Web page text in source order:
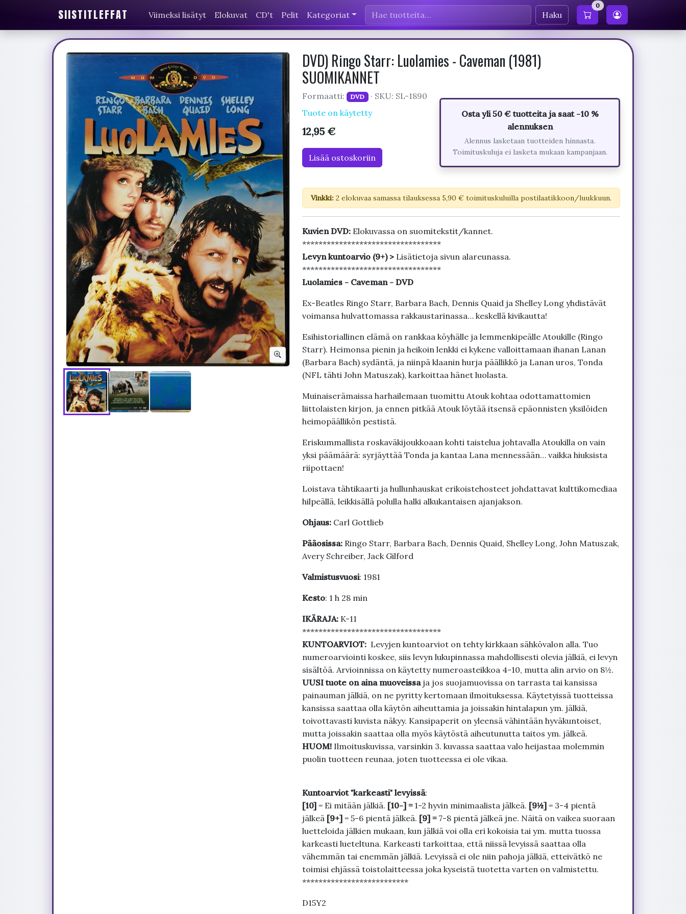
SIISTITLEFFAT Viimeksi lisätyt Elokuvat CD't Pelit Kategoriat Haku
0
DVD) Ringo Starr: Luolamies - Caveman (1981)
SUOMIKANNET
Formaatti: DVD
· SKU: SL-1890
Tuote on käytetty
12,95 €
Lisää ostoskoriin
Osta yli 50 € tuotteita ja saat -10 %
alennuksen
Alennus lasketaan tuotteiden hinnasta.
Toimituskuluja ei lasketa mukaan kampanjaan.
Vinkki:2 elokuvaa samassa tilauksessa 5,90 € toimituskuluilla postilaatikkoon/luukkuun.
Kuvien DVD: Elokuvassa on suomitekstit/kannet.
**********************************
Levyn kuntoarvio (9+) > Lisätietoja sivun alareunassa.
**********************************
Luolamies - Caveman - DVD
Ex-Beatles Ringo Starr, Barbara Bach, Dennis Quaid ja Shelley Long yhdistävät
voimansa hulvattomassa rakkaustarinassa… keskellä kivikautta!
Esihistoriallinen elämä on rankkaa köyhälle ja lemmenkipeälle Atoukille (Ringo
Starr). Heimonsa pienin ja heikoin lenkki ei kykene valloittamaan ihanan Lanan
(Barbara Bach) sydäntä, ja niinpä klaanin hurja päällikkö ja Lanan uros, Tonda
(NFL tähti John Matuszak), karkoittaa hänet luolasta.
Muinaiserämaissa harhailemaan tuomittu Atouk kohtaa odottamattomien
liittolaisten kirjon, ja ennen pitkää Atouk löytää itsensä epäonnisten yksilöiden
heimopäällikön pestistä.
Eriskummallista roskaväkijoukkoaan kohti taistelua johtavalla Atoukilla on vain
yksi päämäärä: syrjäyttää Tonda ja kantaa Lana mennessään… vaikka hiuksista
riipottaen!
Loistava tähtikaarti ja hullunhauskat erikoistehosteet johdattavat kulttikomediaa
hilpeällä, leikkisällä polulla halki alkukantaisen ajanjakson.
Ohjaus: Carl Gottlieb
Pääosissa:Ringo Starr, Barbara Bach, Dennis Quaid, Shelley Long, John Matuszak,
Avery Schreiber, Jack Gilford
Valmistusvuosi: 1981
Kesto: 1 h 28 min
IKÄRAJA: K-11
**********************************
KUNTOARVIOT: Levyjen kuntoarviot on tehty kirkkaan sähkövalon alla. Tuo
numeroarviointi koskee, siis levyn lukupinnassa mahdollisesti olevia jälkiä, ei levyn
sisältöä. Arvioinnissa on käytetty numeroasteikkoa 4-10, mutta alin arvio on 8½.
UUSI tuote on aina muoveissa ja jos suojamuovissa on tarrasta tai kansissa
painauman jälkiä, on ne pyritty kertomaan ilmoituksessa. Käytetyissä tuotteissa
kansissa saattaa olla käytön aiheuttamia ja joissakin hintalapun ym. jälkiä,
toivottavasti kuvista näkyy. Kansipaperit on yleensä vähintään hyväkuntoiset,
mutta joissakin saattaa olla myös käytöstä aiheutunutta taitos ym. jälkeä.
HUOM!Ilmoituskuvissa, varsinkin 3. kuvassa saattaa valo heijastaa molemmin
puolin tuotteen reunaa, joten tuotteessa ei ole vikaa.
Kuntoarviot "karkeasti" levyissä:
[10]= Ei mitään jälkiä. [10-] = 1-2 hyvin minimaalista jälkeä. [9½]= 3-4 pientä
jälkeä [9+]= 5-6 pientä jälkeä. [9] = 7-8 pientä jälkeä jne. Näitä on vaikea suoraan
luetteloida jälkien mukaan, kun jälkiä voi olla eri kokoisia tai ym. mutta tuossa
karkeasti lueteltuna. Karkeasti tarkoittaa, että niissä levyissä saattaa olla
vähemmän tai enemmän jälkiä. Levyissä ei ole niin pahoja jälkiä, etteivätkö ne
toimisi ehjässä toistolaitteessa joka kyseistä tuotetta varten on valmistettu.
**************************
D15Y2